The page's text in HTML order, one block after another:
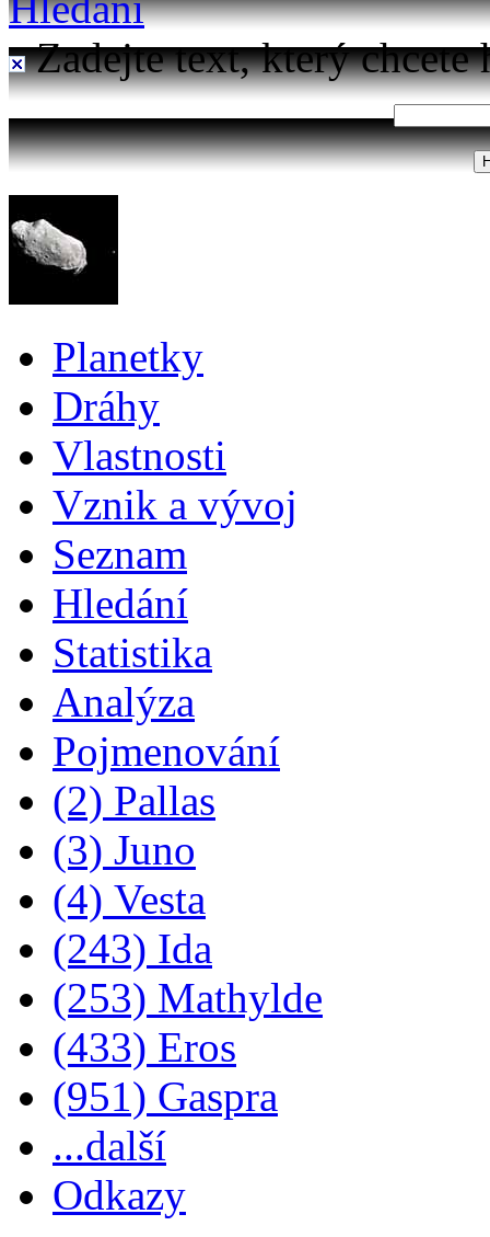
Zadejte text, který chcete
Planetky
Dráhy
Vlastnosti
Vznik a vývoj
Seznam
Hledání
Statistika
Analýza
Pojmenování
(2) Pallas
(3) Juno
(4) Vesta
(243) Ida
(253) Mathylde
(433) Eros
(951) Gaspra
...další
Odkazy